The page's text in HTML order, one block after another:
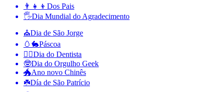
👨‍👧‍👦 Dos Pais
🖐Dia Mundial do Agradecimento
⛪️Dia de São Jorge
🥚🐇Páscoa
👨‍⚕️Dia do Dentista
🤓Dia do Orgulho Geek
🐲Ano novo Chinês
☘️Día de São Patrício